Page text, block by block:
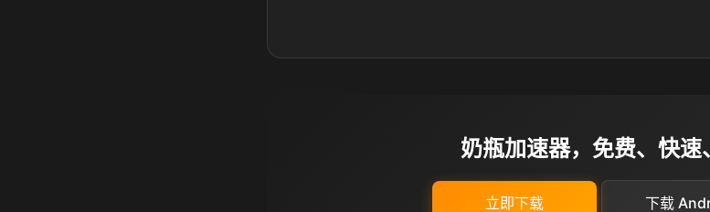
奶瓶加速器，免费、快速
立即下载 下载